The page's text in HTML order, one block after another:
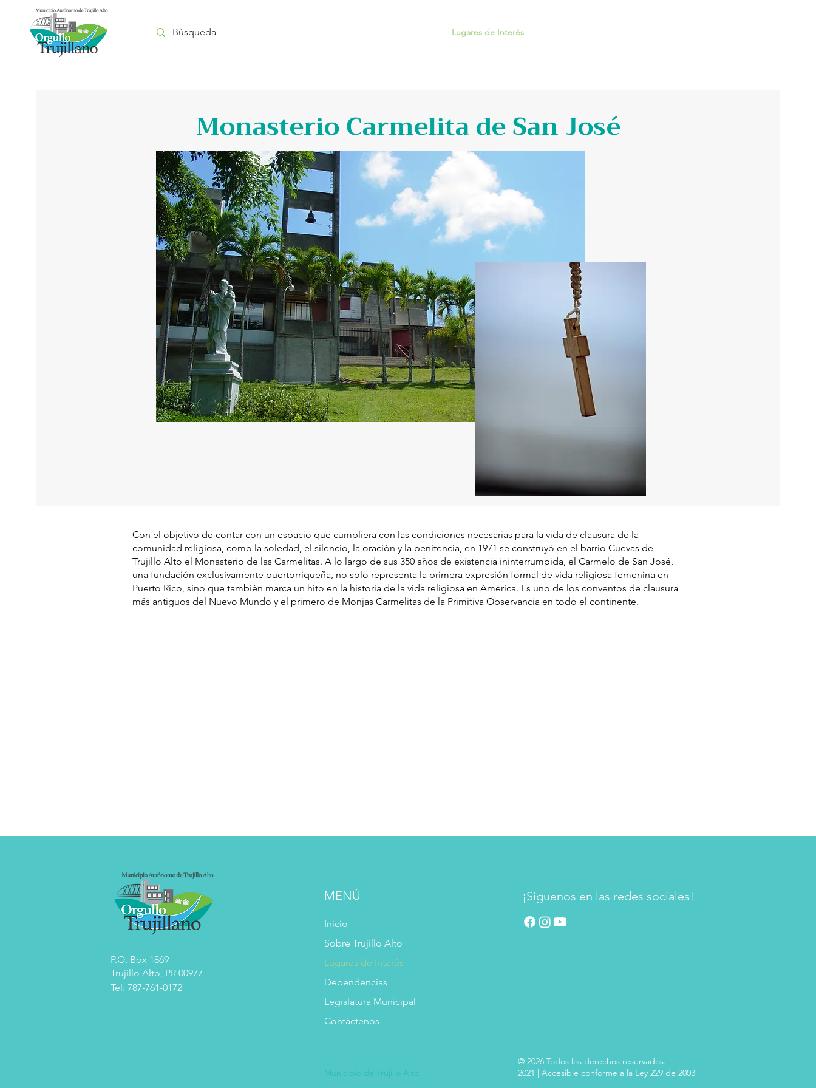
Lugares de Interés
Monasterio Carmelita de San José
Con el objetivo de contar con un espacio que cumpliera con las condiciones necesarias para la vida de clausura de la
comunidad religiosa, como la soledad, el silencio, la oración y la penitencia, en 1971 se construyó en el barrio Cuevas de
Trujillo Alto el Monasterio de las Carmelitas. A lo largo de sus 350 años de existencia ininterrumpida, el Carmelo de San José,
una fundación exclusivamente puertorriqueña, no solo representa la primera expresión formal de vida religiosa femenina en
Puerto Rico, sino que también marca un hito en la historia de la vida religiosa en América. Es uno de los conventos de clausura
más antiguos del Nuevo Mundo y el primero de Monjas Carmelitas de la Primitiva Observancia en todo el continente.
P.O. Box 1869
Trujillo Alto, PR 00977
Tel: 787-761-0172
MENÚ
Inicio
Sobre Trujillo Alto
Lugares de Interés
Dependencias
Legislatura Municipal
Contáctenos
¡Síguenos en las redes sociales!
Municipio de Trujillo Alto
© 2026 Todos los derechos reservados.
2021 | Accesible conforme a la Ley 229 de 2003